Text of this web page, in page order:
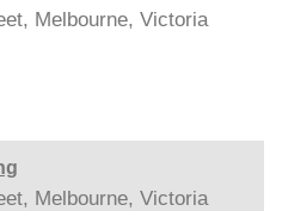
Melbourne, Victoria
Melbourne, Victoria